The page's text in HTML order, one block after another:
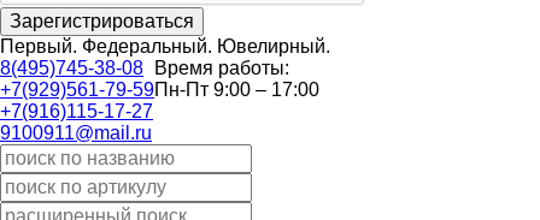
Первый. Федеральный. Ювелирный.
8(495)745-38-08
+7(929)561-79-59
+7(916)115-17-27
9100911@mail.ru
Время работы:
Пн-Пт 9:00 – 17:00